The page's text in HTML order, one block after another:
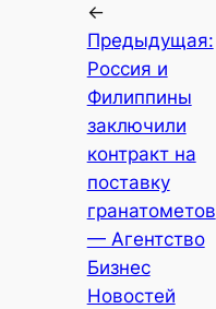
←
Предыдущая:
Россия и
Филиппины
заключили
контракт на
поставку
гранатометов
— Агентство
Бизнес
Новостей